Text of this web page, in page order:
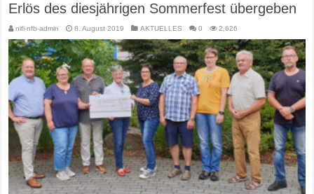
Erlös des diesjährigen Sommerfest übergeben
nifi-nfb-admin 8. August 2019 AKTUELLES 0 2,626